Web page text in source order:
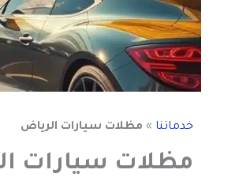
خدماتنا » مظلات سيارات الرياض
مظلات سيارات